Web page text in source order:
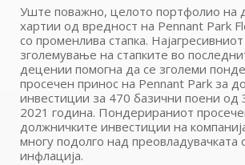
Уште поважно, целото портфолио на
хартии од вредност на Pennant Park
со променлива стапка.
зголемување на стапките во
децении помогна да се зголеми
просечен принос на Pennant Park за
инвестиции за 470 базични поени од
2021 година. Пондерираниот
должничките инвестиции на
многу подолго над преовладувачката
инфлација.